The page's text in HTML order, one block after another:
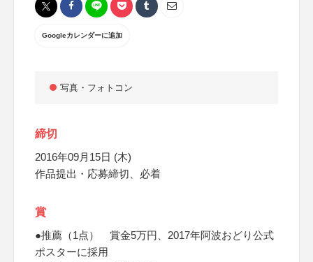
Googleカレンダーに追加
写真・フォトコン
締切
2016年09月15日 (木)
作品提出・応募締切、必着
賞
●推薦（1点） 賞金5万円、2017年阿波おどり公式
ポスターに採用